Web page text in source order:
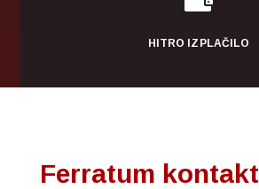
HITRO IZPLAČILO
Ferratum kontakt